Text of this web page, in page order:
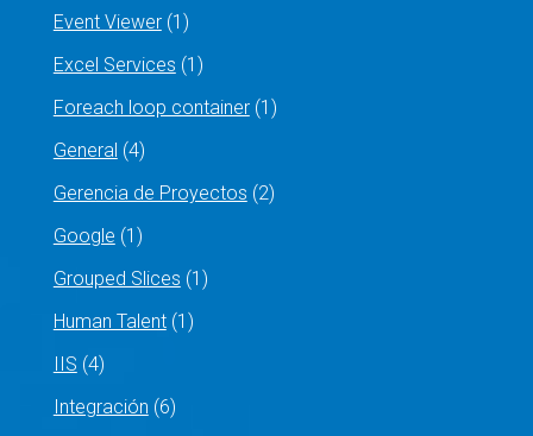
Event Viewer(1)
Excel Services (1)
Foreach loop container(1)
General (4)
Gerencia de Proyectos (2)
Google (1)
Grouped Slices (1)
Human Talent(1)
IIS (4)
Integración (6)